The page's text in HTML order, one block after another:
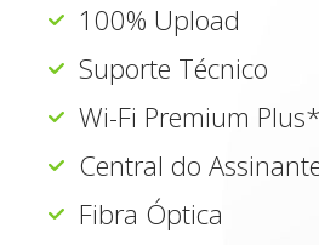
100% Upload
Suporte Técnico
Wi-Fi Premium Plus*
Central do
Fibra Óptica